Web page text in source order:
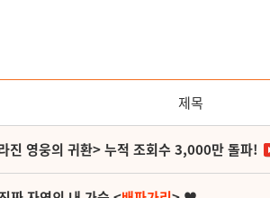
제목
진 영웅의 귀환> 누적 조회수 3,000만 돌파!